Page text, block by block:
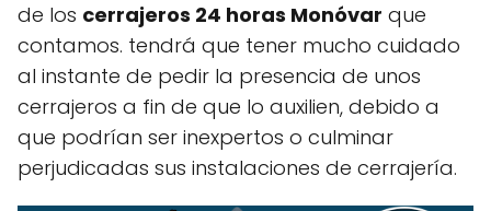
de los cerrajeros 24 horas Monóvar que
contamos. tendrá que tener mucho cuidado
al instante de pedir la presencia de unos
cerrajeros a fin de que lo auxilien, debido a
que podrían ser inexpertos o culminar
perjudicadas sus instalaciones de cerrajería.